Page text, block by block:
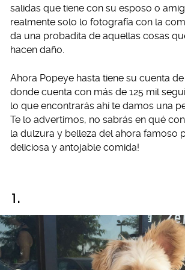
salidas que tiene con su esposo o
realmente solo lo fotografía con la
da una probadita de aquellas cosas
hacen daño.
Ahora Popeye hasta tiene su cuenta de
donde cuenta con más de 125 mil
lo que encontrarás ahí te damos una
Te lo advertimos, no sabrás en qué
la dulzura y belleza del ahora famoso
deliciosa y antojable comida!
1.